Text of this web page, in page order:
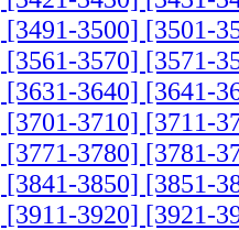
[3491-3500] [3501-
[3561-3570] [3571-
[3631-3640] [3641-
[3701-3710] [3711-
[3771-3780] [3781-
[3841-3850] [3851-
[3911-3920] [3921-